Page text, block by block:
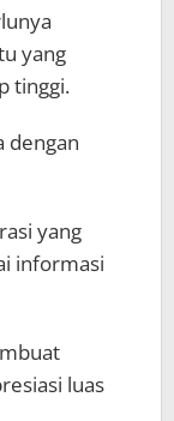
yang
tinggi.
dengan
yang
informasi
luas